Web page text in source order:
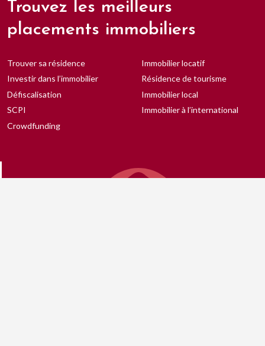
Trouvez les meilleurs
placements immobiliers
Trouver sa résidence
Investir dans l’immobilier
Défiscalisation
SCPI
Crowdfunding
Immobilier locatif
Résidence de tourisme
Immobilier local
Immobilier à l’international